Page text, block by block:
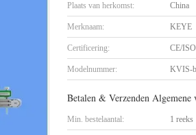
Plaats van herkomst: China
Merknaam: KEYE
Certificering: CE/
Modelnummer: KVIS-
Betalen & Verzenden Algemene
Min. bestelaantal: 1 reeks